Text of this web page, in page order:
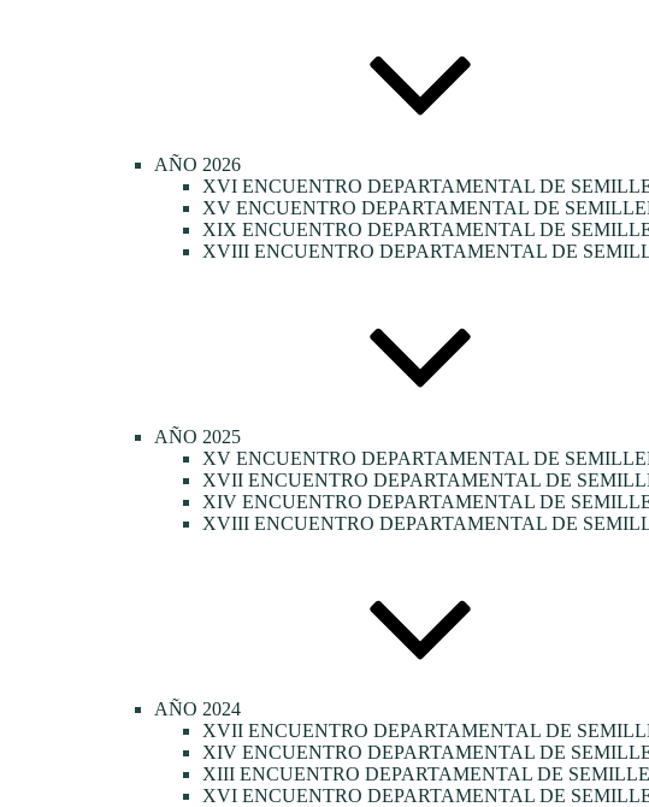
AÑO 2026
XVI ENCUENTRO DEPARTAMENTAL DE
XV ENCUENTRO DEPARTAMENTAL DE
XIX ENCUENTRO DEPARTAMENTAL DE
XVIII ENCUENTRO DEPARTAMENTAL DE
AÑO 2025
XV ENCUENTRO DEPARTAMENTAL DE
XVII ENCUENTRO DEPARTAMENTAL DE
XIV ENCUENTRO DEPARTAMENTAL DE
XVIII ENCUENTRO DEPARTAMENTAL DE
AÑO 2024
XVII ENCUENTRO DEPARTAMENTAL DE
XIV ENCUENTRO DEPARTAMENTAL DE
XIII ENCUENTRO DEPARTAMENTAL DE
XVI ENCUENTRO DEPARTAMENTAL DE